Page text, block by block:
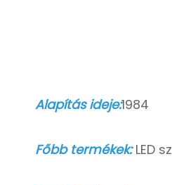
Alapítás ideje:1984
Főbb termékek:LED